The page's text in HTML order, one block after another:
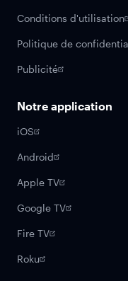
Conditions d'utilisation
Politique de
Publicité
Notre application
iOS
Android
Apple TV
Google TV
Fire TV
Roku